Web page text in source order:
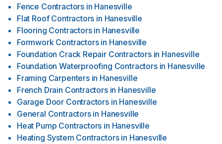
Fence Contractors in Hanesville
Flat Roof Contractors in Hanesville
Flooring Contractors in Hanesville
Formwork Contractors in Hanesville
Foundation Crack Repair Contractors in Hanesville
Foundation Waterproofing Contractors in Hanesville
Framing Carpenters in Hanesville
French Drain Contractors in Hanesville
Garage Door Contractors in Hanesville
General Contractors in Hanesville
Heat Pump Contractors in Hanesville
Heating System Contractors in Hanesville